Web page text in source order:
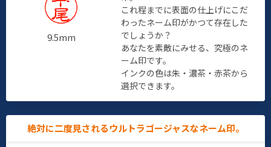
9.5mm
これ程までに表面の仕上げにこだ
わったネーム印がかつて存在した
でしょうか？
あなたを素敵にみせる、究極のネ
ーム印です。
インクの色は朱・濃茶・赤茶から
選択できます。
絶対に二度見されるウルトラゴージャスなネーム印。